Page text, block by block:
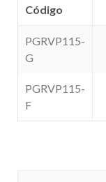
Código
PGRVP115-
G
PGRVP115-
F